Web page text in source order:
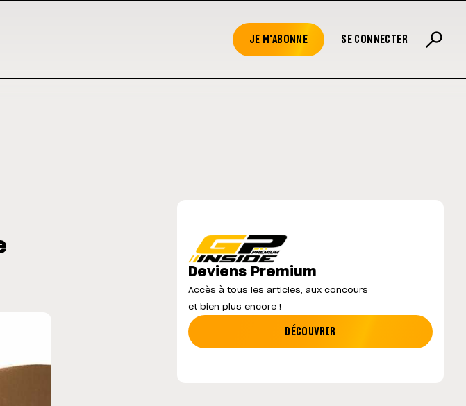
JE M'ABONNE SE CONNECTER
l'opération et vise un retour en
MotoGP : les cinq constructeurs signent un
Deviens Premium
Accès à tous les articles, aux concours
et bien plus encore !
DÉCOUVRIR